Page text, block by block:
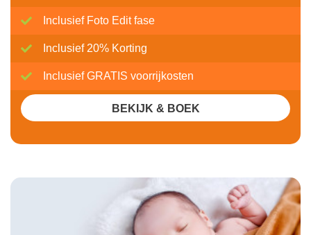
Inclusief Foto Edit fase
Inclusief 20% Korting
Inclusief GRATIS voorrijkosten
BEKIJK & BOEK